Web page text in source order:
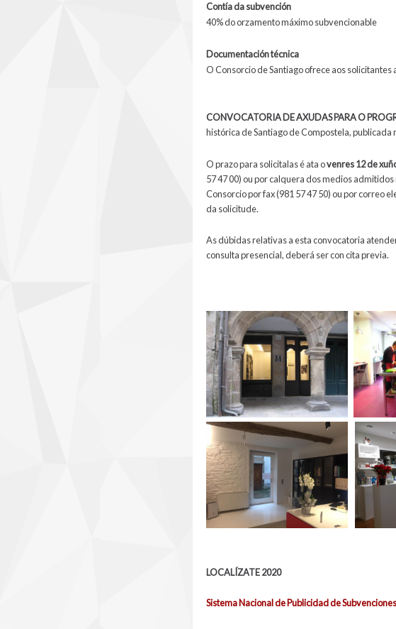
Contía da subvención
40% do orzamento máximo subvencionable
Documentación técnica
O Consorcio de Santiago ofrece aos
CONVOCATORIA DE AXUDAS PARA O
histórica de Santiago de Compostela, publicada
O prazo para solicitalas é ata ovenres 12 de
57 47 00) ou por calquera dos medios
Consorcio por fax (981 57 47 50) ou por correo
da solicitude.
As dúbidas relativas a esta convocatoria
consulta presencial, deberá ser con cita previa.
LOCALÍZATE 2020
Sistema Nacional de Publicidad de Subvenciones